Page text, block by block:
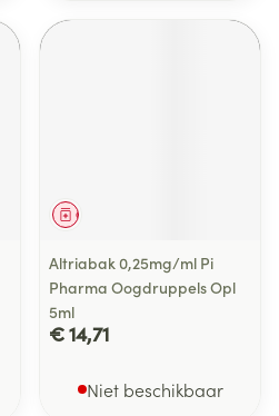
Geneesmiddel
Altriabak 0,25mg/ml Pi
Pharma Oogdruppels Opl
5ml
€ 14,71
Niet beschikbaar